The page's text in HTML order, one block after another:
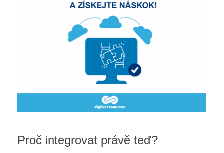
Proč integrovat právě teď?